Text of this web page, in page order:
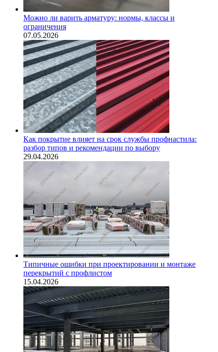
Можно ли варить арматуру: нормы, классы и
ограничения
07.05.2026
Как покрытие влияет на срок службы профнастила:
разбор типов и рекомендации по выбору
29.04.2026
Типичные ошибки при проектировании и монтаже
перекрытий с профлистом
15.04.2026